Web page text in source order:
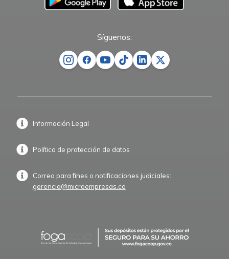
–
Síguenos:
Información Legal
Política de protección de datos
Correo para fines o notificaciones judiciales:
gerencia@microempresas.co